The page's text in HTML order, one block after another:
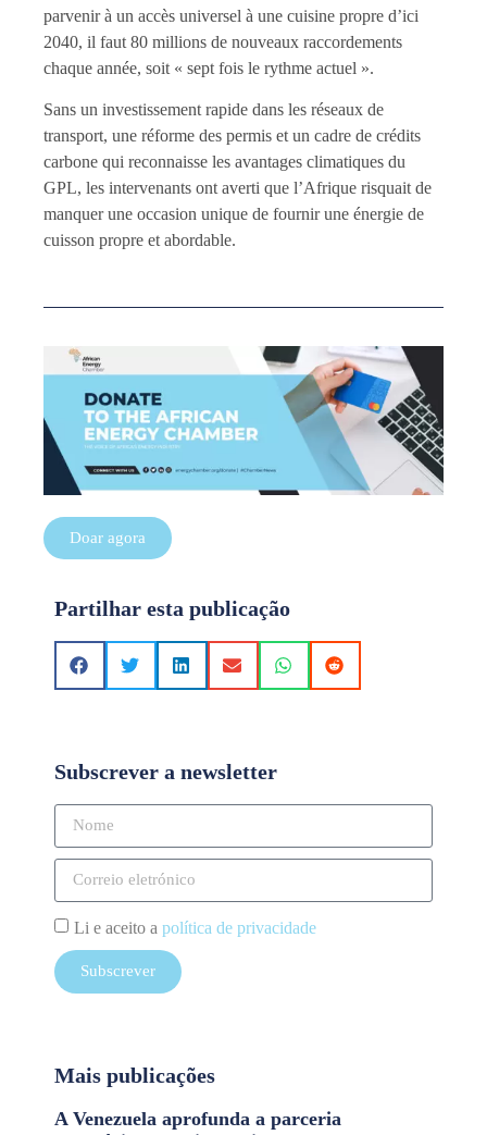
parvenir à un accès universel à une cuisine propre d’ici
2040, il faut 80 millions de nouveaux raccordements
chaque année, soit « sept fois le rythme actuel ».
Sans un investissement rapide dans les réseaux de
transport, une réforme des permis et un cadre de crédits
carbone qui reconnaisse les avantages climatiques du
GPL, les intervenants ont averti que l’Afrique risquait de
manquer une occasion unique de fournir une énergie de
cuisson propre et abordable.
Doar agora
Partilhar esta publicação
Subscrever a newsletter
Li e aceito a política de privacidade
Subscrever
Mais publicações
A Venezuela aprofunda a parceria